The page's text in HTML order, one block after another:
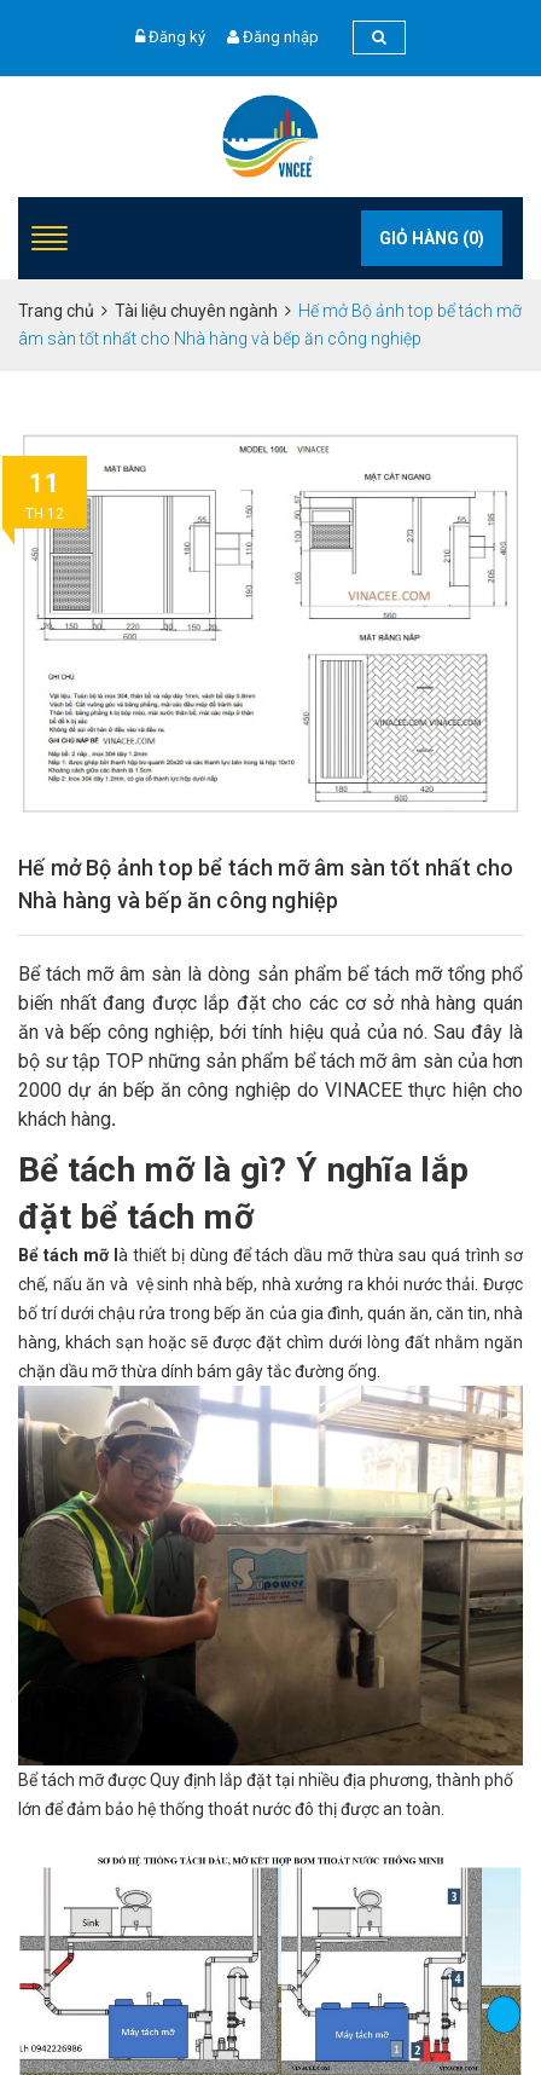
Đăng ký Đăng nhập
GIỎ HÀNG (0)
Trang chủ Tài liệu chuyên ngành
Hế mở Bộ ảnh top bể tách mỡ
âm sàn tốt nhất cho Nhà hàng và bếp ăn công nghiệp
11
TH 12
Hế mở Bộ ảnh top bể tách mỡ âm sàn tốt nhất cho
Nhà hàng và bếp ăn công nghiệp
Bể tách mỡ âm sàn là dòng sản phẩm bể tách mỡ tổng phổ
biến nhất đang được lắp đặt cho các cơ sở nhà hàng quán
ăn và bếp công nghiệp, bới tính hiệu quả của nó. Sau đây là
bộ sư tập TOP những sản phẩm bể tách mỡ âm sàn của hơn
2000 dự án bếp ăn công nghiệp do VINACEE thực hiện cho
khách hàng.
Bể tách mỡ là gì? Ý nghĩa lắp
đặt bể tách mỡ
Bể tách mỡ l à thiết bị dùng để tách dầu mỡ thừa sau quá trình sơ
chế, nấu ăn và vệ sinh nhà bếp, nhà xưởng ra khỏi nước thải. Được
bố trí dưới chậu rửa trong bếp ăn của gia đình, quán ăn, căn tin, nhà
hàng, khách sạn hoặc sẽ được đặt chìm dưới lòng đất nhằm ngăn
chặn dầu mỡ thừa dính bám gây tắc đường ống.
Bể tách mỡ được Quy định lắp đặt tại nhiều địa phương, thành phố
lớn để đảm bảo hệ thống thoát nước đô thị được an toàn.